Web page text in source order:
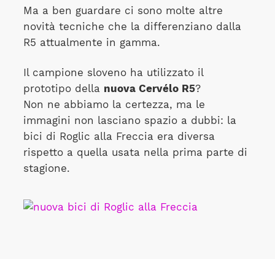
Ma a ben guardare ci sono molte altre
novità tecniche che la differenziano dalla
R5 attualmente in gamma.
Il campione sloveno ha utilizzato il
prototipo della nuova Cervélo R5?
Non ne abbiamo la certezza, ma le
immagini non lasciano spazio a dubbi: la
bici di Roglic alla Freccia era diversa
rispetto a quella usata nella prima parte di
stagione.